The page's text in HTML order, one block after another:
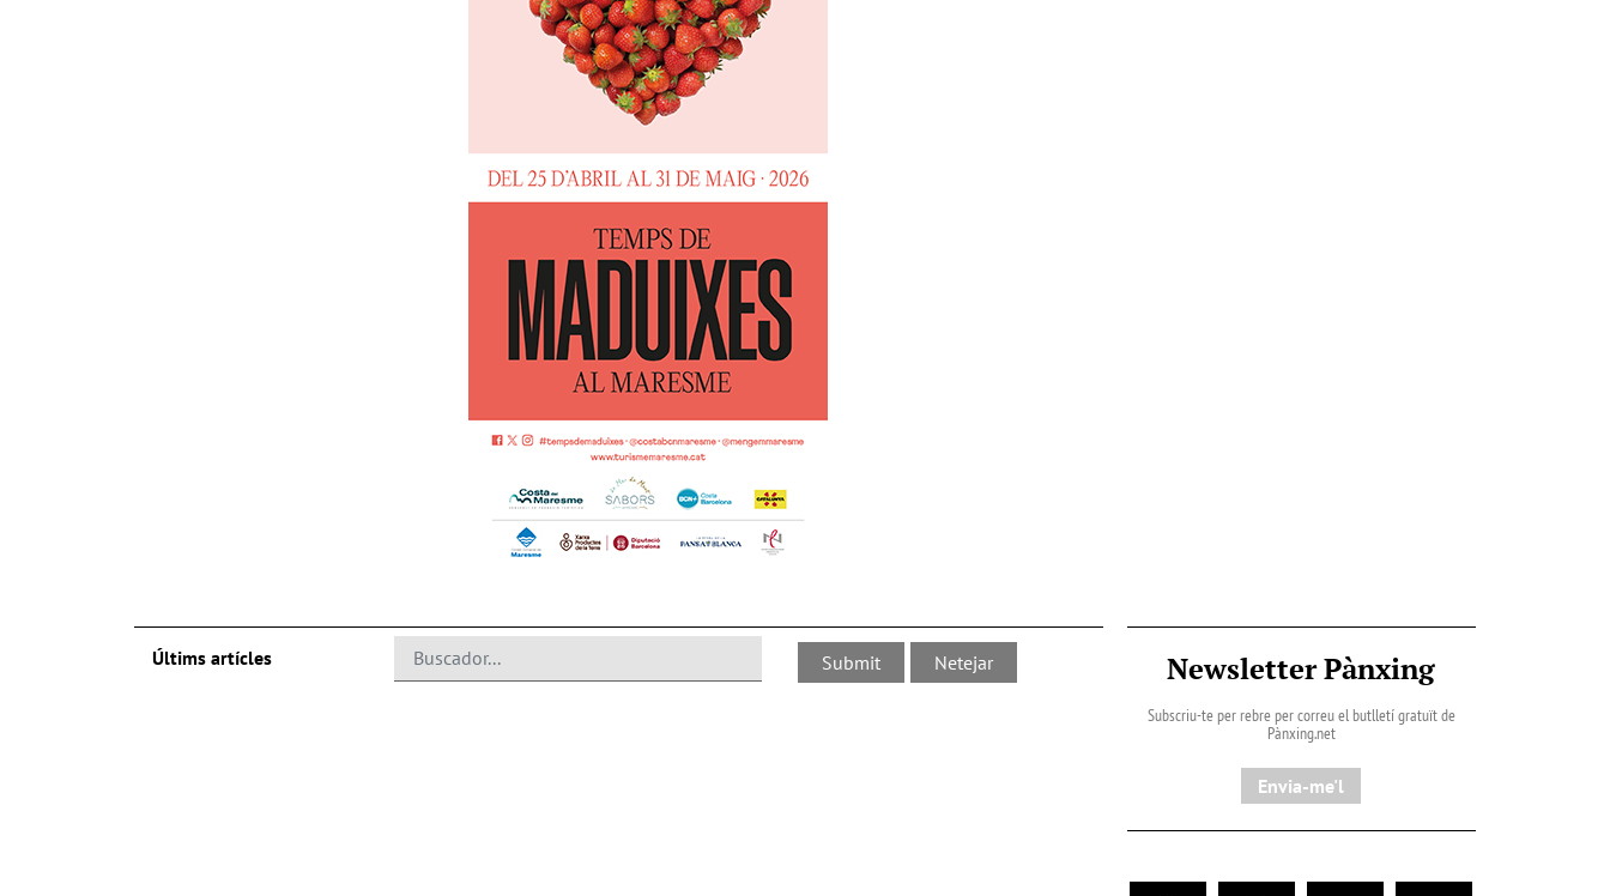
Últims artícles Newsletter Pànxing
Subscriu-te per rebre per correu el butlletí gratuït de
Pànxing.net​
Envia-me'l